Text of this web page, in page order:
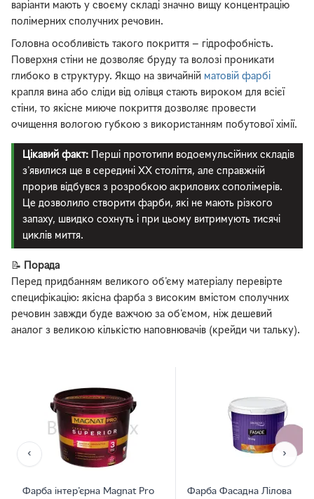
варіанти мають у своєму складі значно вищу концентрацію
полімерних сполучних речовин.
Головна особливість такого покриття — гідрофобність.
Поверхня стіни не дозволяє бруду та волозі проникати
глибоко в структуру. Якщо на звичайній матовій фарбі
крапля вина або сліди від олівця стають вироком для всієї
стіни, то якісне миюче покриття дозволяє провести
очищення вологою губкою з використанням побутової хімії.
Цікавий факт:Перші прототипи водоемульсійних складів
з'явилися ще в середині XX століття, але справжній
прорив відбувся з розробкою акрилових сополімерів.
Це дозволило створити фарби, які не мають різкого
запаху, швидко сохнуть і при цьому витримують тисячі
циклів миття.
📝
Порада
Перед придбанням великого об'єму матеріалу перевірте
специфікацію: якісна фарба з високим вмістом сполучних
речовин завжди буде важчою за об'ємом, ніж дешевий
аналог з великою кількістю наповнювачів (крейди чи тальку).
‹
Фарба інтер'єрна Magnat Pro
Фарба Фасадна Лілова
›